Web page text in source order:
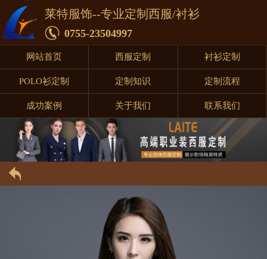
莱特服饰--专业定制西服/衬衫
0755-23504997
网站首页 西服定制 衬衫定制
POLO衫定制 定制知识 定制流程
成功案例 关于我们 联系我们